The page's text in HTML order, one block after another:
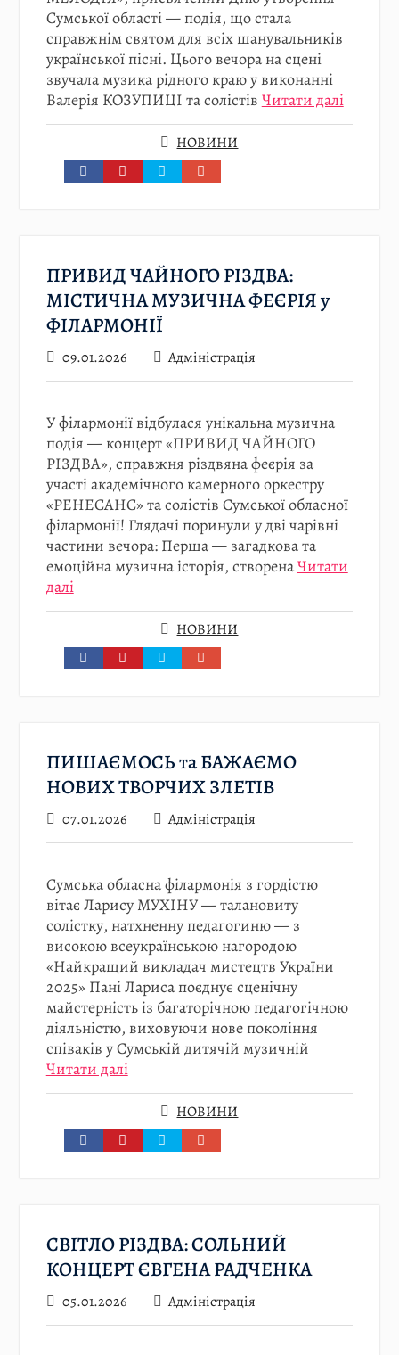
Сумської області — подія, що стала
справжнім святом для всіх шанувальників
української пісні. Цього вечора на сцені
звучала музика рідного краю у виконанні
Валерія КОЗУПИЦІ та солістів Читати далі
НОВИНИ
ПРИВИД ЧАЙНОГО РІЗДВА:
МІСТИЧНА МУЗИЧНА ФЕЄРІЯ у
ФІЛАРМОНІЇ
09.01.2026 Адміністрація
У філармонії відбулася унікальна музична
подія — концерт «ПРИВИД ЧАЙНОГО
РІЗДВА», справжня різдвяна феєрія за
участі академічного камерного оркестру
«РЕНЕСАНС» та солістів Сумської обласної
філармонії! Глядачі поринули у дві чарівні
частини вечора: Перша — загадкова та
емоційна музична історія, створенаЧитати
далі
НОВИНИ
ПИШАЄМОСЬ та БАЖАЄМО
НОВИХ ТВОРЧИХ ЗЛЕТІВ
07.01.2026 Адміністрація
Сумська обласна філармонія з гордістю
вітає Ларису МУХІНУ — талановиту
солістку, натхненну педагогиню — з
високою всеукраїнською нагородою
«Найкращий викладач мистецтв України
2025» Пані Лариса поєднує сценічну
майстерність із багаторічною педагогічною
діяльністю, виховуючи нове покоління
співаків у Сумській дитячій музичній
Читати далі
НОВИНИ
СВІТЛО РІЗДВА: СОЛЬНИЙ
КОНЦЕРТ ЄВГЕНА РАДЧЕНКА
05.01.2026 Адміністрація